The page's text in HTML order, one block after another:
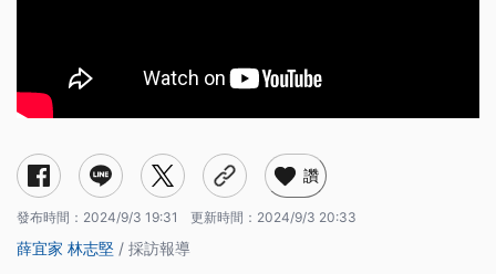
讚
發布時間： 2024/9/3 19:31 更新時間： 2024/9/3 20:33
薛宜家 林志堅 / 採訪報導